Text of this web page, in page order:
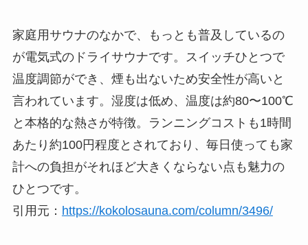
家庭用サウナのなかで、もっとも普及しているの
が電気式のドライサウナです。スイッチひとつで
温度調節ができ、煙も出ないため安全性が高いと
言われています。湿度は低め、温度は約80〜100℃
と本格的な熱さが特徴。ランニングコストも1時間
あたり約100円程度とされており、毎日使っても家
計への負担がそれほど大きくならない点も魅力の
ひとつです。
引用元： https://kokolosauna.com/column/3496/